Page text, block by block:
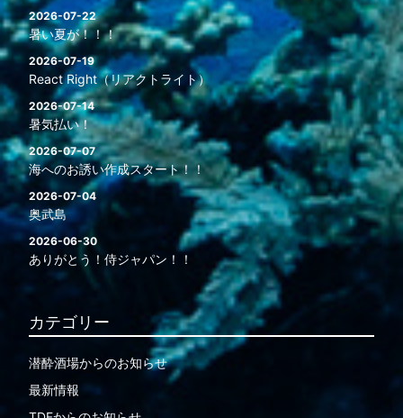
2026-07-22
暑い夏が！！！
2026-07-19
React Right（リアクトライト）
2026-07-14
暑気払い！
2026-07-07
海へのお誘い作成スタート！！
2026-07-04
奥武島
2026-06-30
ありがとう！侍ジャパン！！
カテゴリー
潜酔酒場からのお知らせ
最新情報